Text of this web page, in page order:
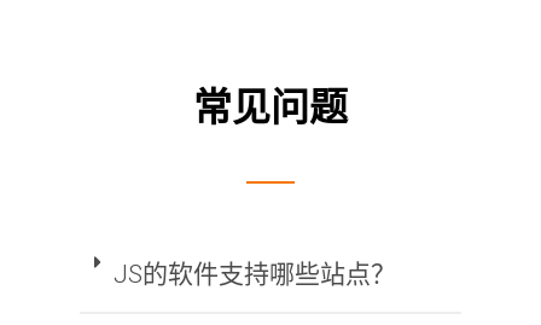
常见问题
JS的软件支持哪些站点？